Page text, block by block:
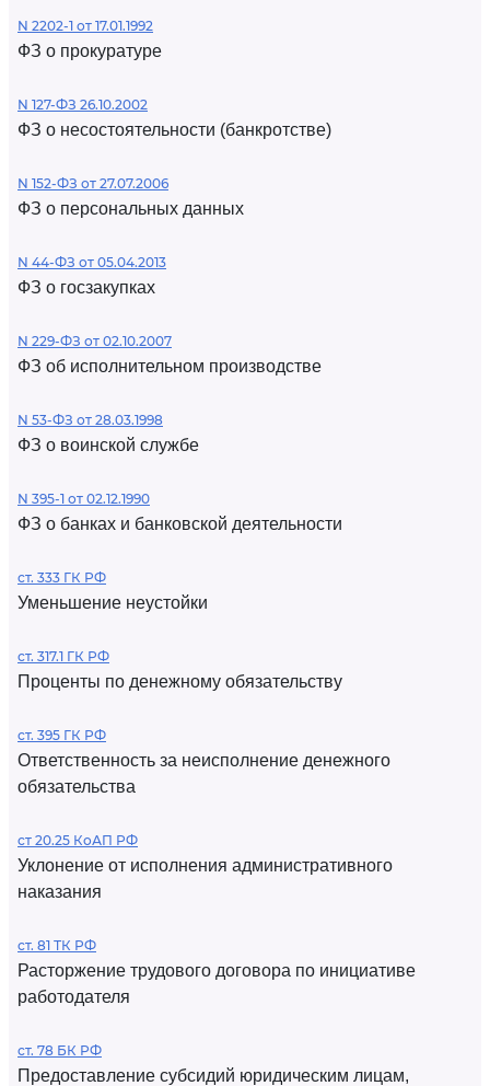
N 2202-1 от 17.01.1992
ФЗ о прокуратуре
N 127-ФЗ 26.10.2002
ФЗ о несостоятельности (банкротстве)
N 152-ФЗ от 27.07.2006
ФЗ о персональных данных
N 44-ФЗ от 05.04.2013
ФЗ о госзакупках
N 229-ФЗ от 02.10.2007
ФЗ об исполнительном производстве
N 53-ФЗ от 28.03.1998
ФЗ о воинской службе
N 395-1 от 02.12.1990
ФЗ о банках и банковской деятельности
ст. 333 ГК РФ
Уменьшение неустойки
ст. 317.1 ГК РФ
Проценты по денежному обязательству
ст. 395 ГК РФ
Ответственность за неисполнение денежного
обязательства
ст 20.25 КоАП РФ
Уклонение от исполнения административного
наказания
ст. 81 ТК РФ
Расторжение трудового договора по инициативе
работодателя
ст. 78 БК РФ
Предоставление субсидий юридическим лицам,